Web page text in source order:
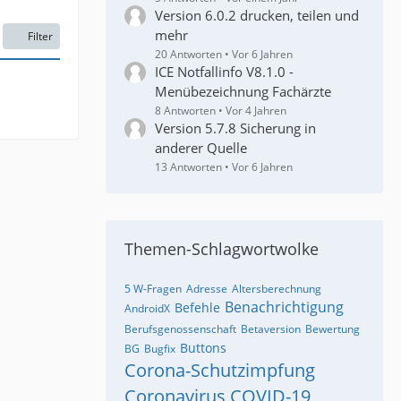
Filter
Version 6.0.2 drucken, teilen und
mehr
20 Antworten Vor 6 Jahren
ICE Notfallinfo V8.1.0 -
Menübezeichnung Fachärzte
8 Antworten Vor 4 Jahren
Version 5.7.8 Sicherung in
anderer Quelle
13 Antworten Vor 6 Jahren
Themen-Schlagwortwolke
5 W-Fragen Adresse Altersberechnung
AndroidX Befehle Benachrichtigung
Berufsgenossenschaft Betaversion Bewertung
BG Bugfix Buttons
Corona-Schutzimpfung
Coronavirus COVID-19